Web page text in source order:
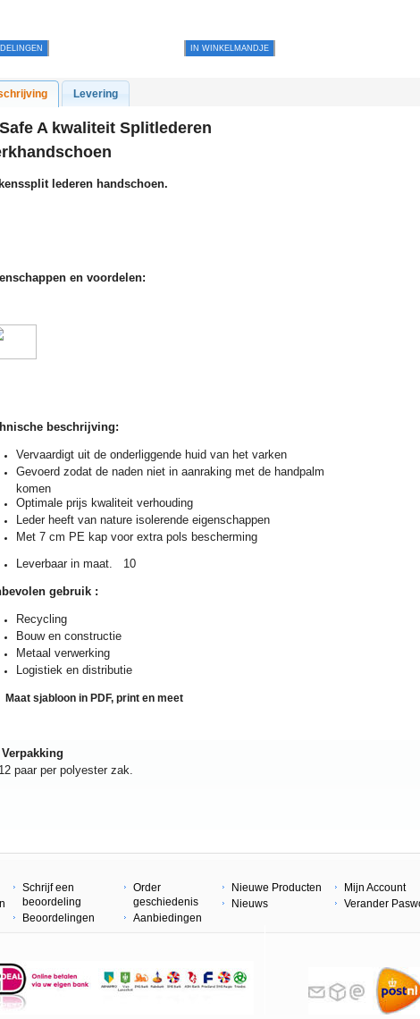
IN WINKELMANDJE
Levering
A kwaliteit Splitlederen
lederen handschoen.
en voordelen:
beschrijving:
Vervaardigt uit de onderliggende huid van het varken
Gevoerd zodat de naden niet in aanraking met de handpalm
komen
Optimale prijs kwaliteit verhouding
Leder heeft van nature isolerende eigenschappen
Met 7 cm PE kap voor extra pols bescherming
Leverbaar in maat. 10
gebruik :
Recycling
Bouw en constructie
Metaal verwerking
Logistiek en distributie
Maat sjabloon in PDF, print en meet
12 paar per polyester zak.
Schrijf een
beoordeling
Beoordelingen
Order
geschiedenis
Aanbiedingen
Nieuwe Producten
Nieuws
Mijn Account
Verander